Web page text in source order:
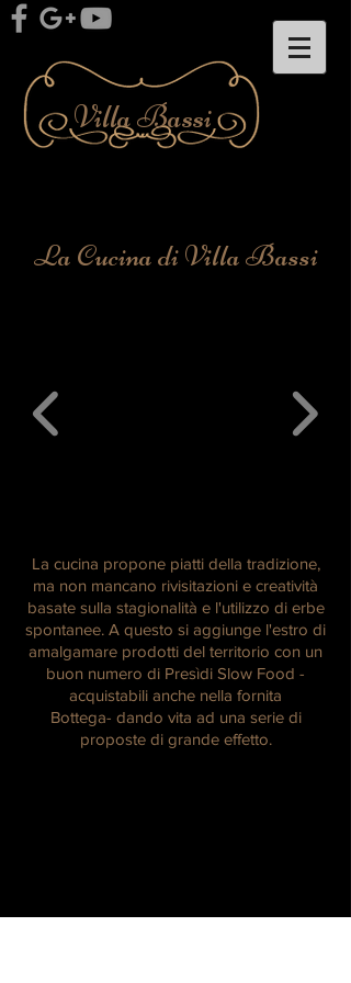
Villa Bassi
La Cucina di Villa Bassi
La cucina propone piatti della tradizione,
ma non mancano rivisitazioni e creatività
basate sulla stagionalità e l'utilizzo di erbe
spontanee. A questo si aggiunge l'estro di
amalgamare prodotti del territorio con un
buon numero di Presìdi Slow Food -
acquistabili anche nella fornita
Bottega- dando vita ad una serie di
proposte di grande effetto.